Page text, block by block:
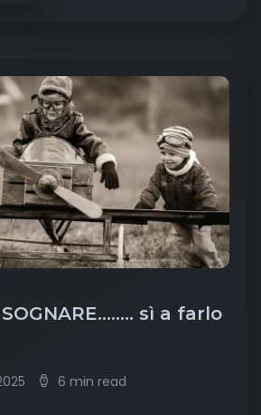
sì a farlo
6 min read